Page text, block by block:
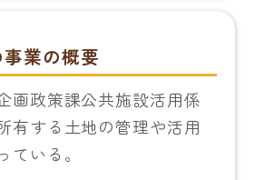
業の概要
画政策課公共施設活用係
有する土地の管理や活用
ている。